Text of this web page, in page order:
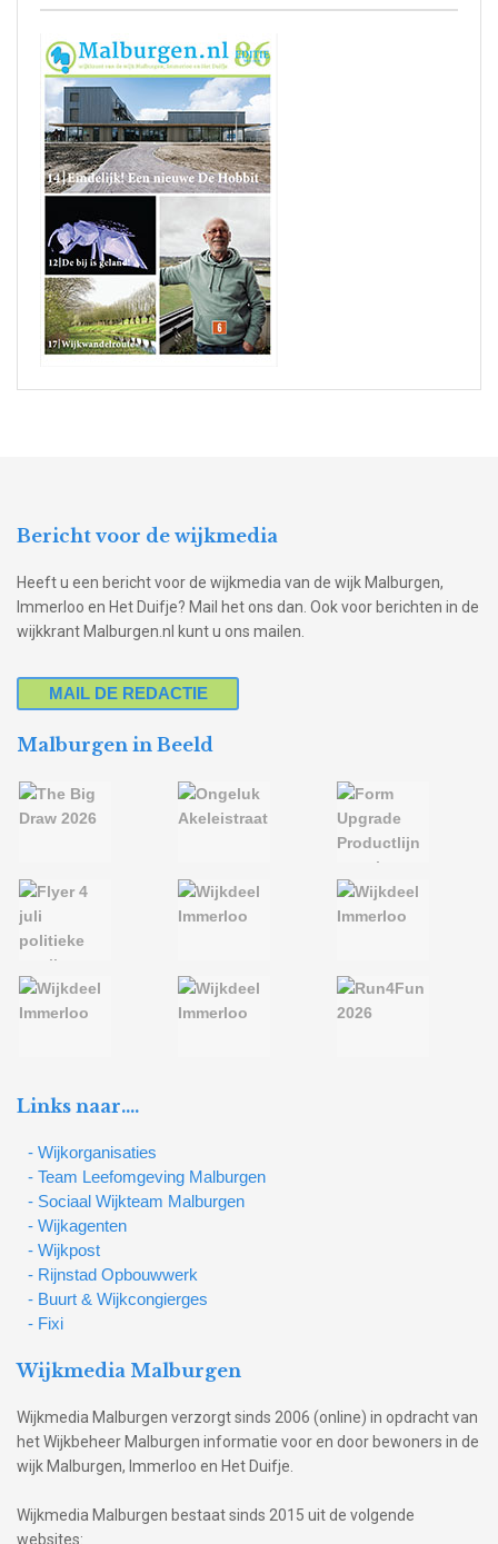
Bericht voor de wijkmedia
Heeft u een bericht voor de wijkmedia van de wijk Malburgen,
Immerloo en Het Duifje? Mail het ons dan. Ook voor berichten in de
wijkkrant Malburgen.nl kunt u ons mailen.
MAIL DE REDACTIE
Malburgen in Beeld
Links naar….
- Wijkorganisaties
- Team Leefomgeving Malburgen
- Sociaal Wijkteam Malburgen
- Wijkagenten
- Wijkpost
- Rijnstad Opbouwwerk
- Buurt & Wijkcongierges
- Fixi
Wijkmedia Malburgen
Wijkmedia Malburgen verzorgt sinds 2006 (online) in opdracht van
het Wijkbeheer Malburgen informatie voor en door bewoners in de
wijk Malburgen, Immerloo en Het Duifje.
Wijkmedia Malburgen bestaat sinds 2015 uit de volgende
websites: